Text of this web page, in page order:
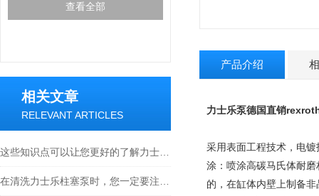
查看全部
相关文章
RELEVANT ARTICLES
产品介绍
力士乐泵德国直销
采用表面工程技术，电
涂：喷涂高碳马氏体耐
的，在缸体内壁上制备